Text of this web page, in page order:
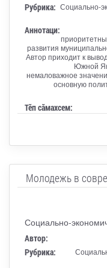
Рубрика: Социально-
Аннотаци:
развития
Автор приходит к
Южной
немаловажное
основную
Тӗп сӑмахсем:
Молодежь в
Социально-
Автор:
Рубрика: